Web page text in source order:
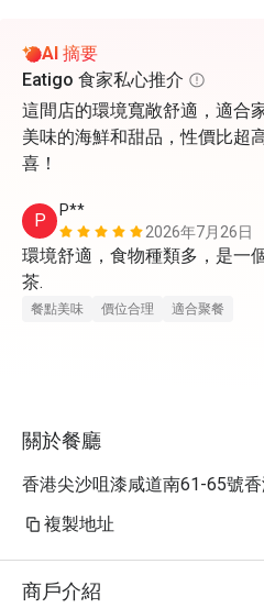
AI 摘要
Eatigo 食家私心推介
這間店的環境寬敞舒適，適合
美味的海鮮和甜品，性價比超
喜！
P
P**
2026年7月26日
環境舒適，食物種類多，是一
茶.
餐點美味 價位合理 適合聚餐
關於餐廳
香港尖沙咀漆咸道南61-65號
複製地址
商戶介紹